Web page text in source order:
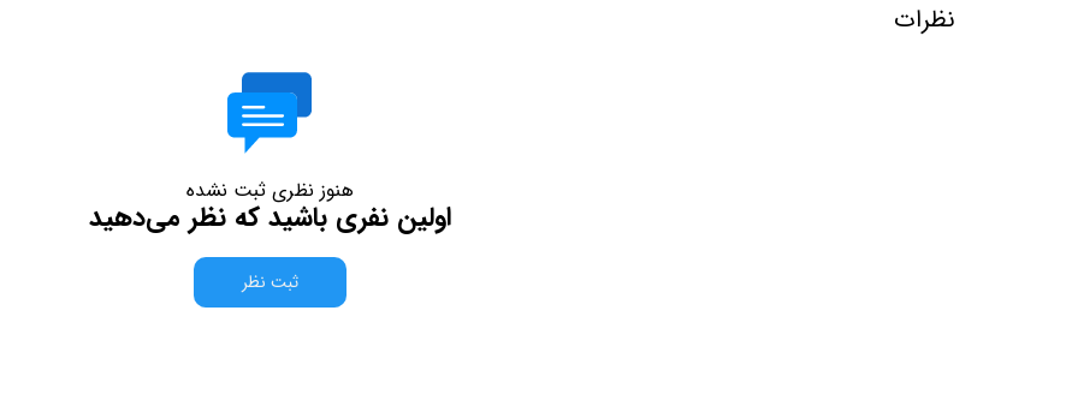
نظرات
هنوز نظری ثبت نشده
اولین نفری باشید که نظر می‌دهید
ثبت نظر